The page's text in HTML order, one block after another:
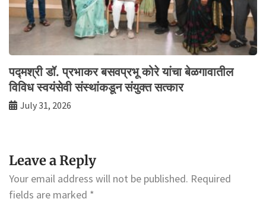
पद्मश्री डॉ. प्रभाकर बसवप्रभू कोरे यांचा बेळगावातील
विविध स्वयंसेवी संस्थांकडून संयुक्त सत्कार
July 31, 2026
Leave a Reply
Your email address will not be published. Required
fields are marked *